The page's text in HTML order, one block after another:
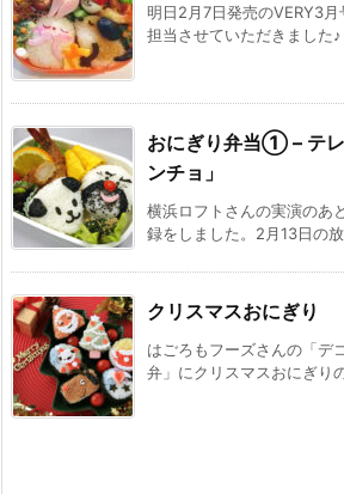
明日2月7日発売のVERY3
担当させていただきました
おにぎり弁当① – テ
ンチョ」
横浜ロフトさんの実演のあ
録をしました。2月13日の
クリスマスおにぎり
はごろもフーズさんの「デ
弁」にクリスマスおにぎり